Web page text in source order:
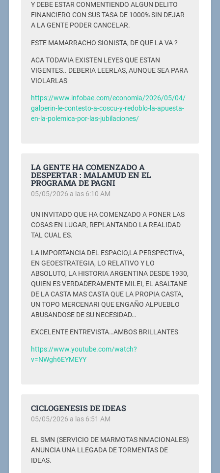
Y DEBE ESTAR CONMENTIENDO ALGUN DELITO
FINANCIERO CON SUS TASA DE 1000% SIN DEJAR
A LA GENTE PODER CANCELAR.
ESTE MAMARRACHO SIONISTA, DE QUE LA VA ?
ACA TODAVIA EXISTEN LEYES QUE ESTAN
VIGENTES.. DEBERIA LEERLAS, AUNQUE SEA PARA
VIOLARLAS
https://www.infobae.com/economia/2026/05/04/
galperin-le-contesto-a-coscu-y-redoblo-la-apuesta-
en-la-polemica-por-las-jubilaciones/
LA GENTE HA COMENZADO A
DESPERTAR : MALAMUD EN EL
PROGRAMA DE PAGNI
05/05/2026 a las 6:10 AM
UN INVITADO QUE HA COMENZADO A PONER LAS
COSAS EN LUGAR, REPLANTANDO LA REALIDAD
TAL CUAL ES.
LA IMPORTANCIA DEL ESPACIO,LA PERSPECTIVA,
EN GEOESTRATEGIA, LO RELATIVO Y LO
ABSOLUTO, LA HISTORIA ARGENTINA DESDE 1930,
QUIEN ES VERDADERAMENTE MILEI, EL ASALTANE
DE LA CASTA MAS CASTA QUE LA PROPIA CASTA,
UN TOPO MERCENARI QUE ENGAÑO ALPUEBLO
ABUSANDOSE DE SU NECESIDAD…
EXCELENTE ENTREVISTA…AMBOS BRILLANTES
https://www.youtube.com/watch?
v=NWgh6EYMEYY
CICLOGENESIS DE IDEAS
05/05/2026 a las 6:51 AM
EL SMN (SERVICIO DE MARMOTAS NMACIONALES)
ANUNCIA UNA LLEGADA DE TORMENTAS DE
IDEAS.